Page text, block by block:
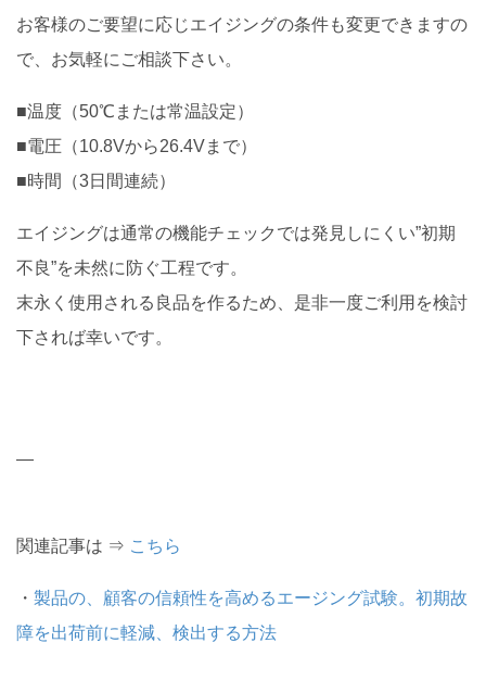
お客様のご要望に応じエイジングの条件も変更できますの
で、お気軽にご相談下さい。
■温度（50℃または常温設定）
■電圧（10.8Vから26.4Vまで）
■時間（3日間連続）
エイジングは通常の機能チェックでは発見しにくい”初期
不良”を未然に防ぐ工程です。
末永く使用される良品を作るため、是非一度ご利用を検討
下されば幸いです。
—
関連記事は ⇒ こちら
・ 製品の、顧客の信頼性を高めるエージング試験。初期故
障を出荷前に軽減、検出する方法